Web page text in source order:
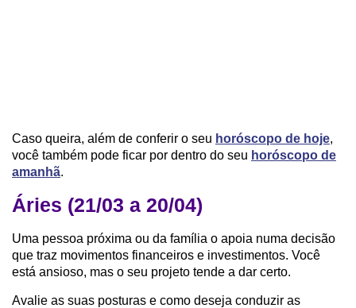
Caso queira, além de conferir o seu horóscopo de hoje,
você também pode ficar por dentro do seu horóscopo de
amanhã.
Áries (21/03 a 20/04)
Uma pessoa próxima ou da família o apoia numa decisão
que traz movimentos financeiros e investimentos. Você
está ansioso, mas o seu projeto tende a dar certo.
Avalie as suas posturas e como deseja conduzir as